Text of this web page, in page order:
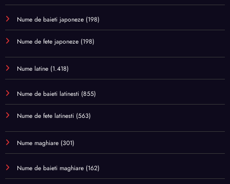
Nume de baieti japoneze (198)
Nume de fete japoneze (198)
Nume latine (1.418)
Nume de baieti latinesti (855)
Nume de fete latinesti (563)
Nume maghiare (301)
Nume de baieti maghiare (162)